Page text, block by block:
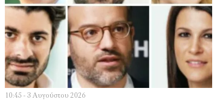
10:45 - 3 Αυγούστου 2026